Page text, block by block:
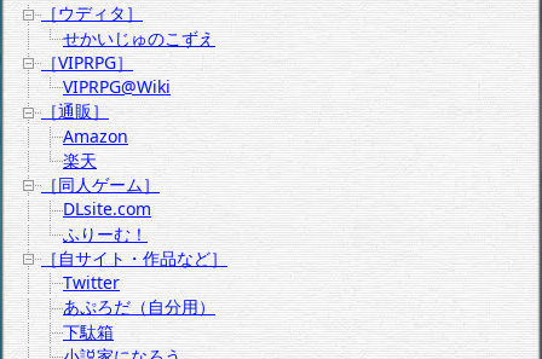
［ウディタ］
せかいじゅのこずえ
［VIPRPG］
VIPRPG@Wiki
［通販］
Amazon
楽天
［同人ゲーム］
DLsite.com
ふりーむ！
［自サイト・作品など］
Twitter
あぷろだ（自分用）
下駄箱